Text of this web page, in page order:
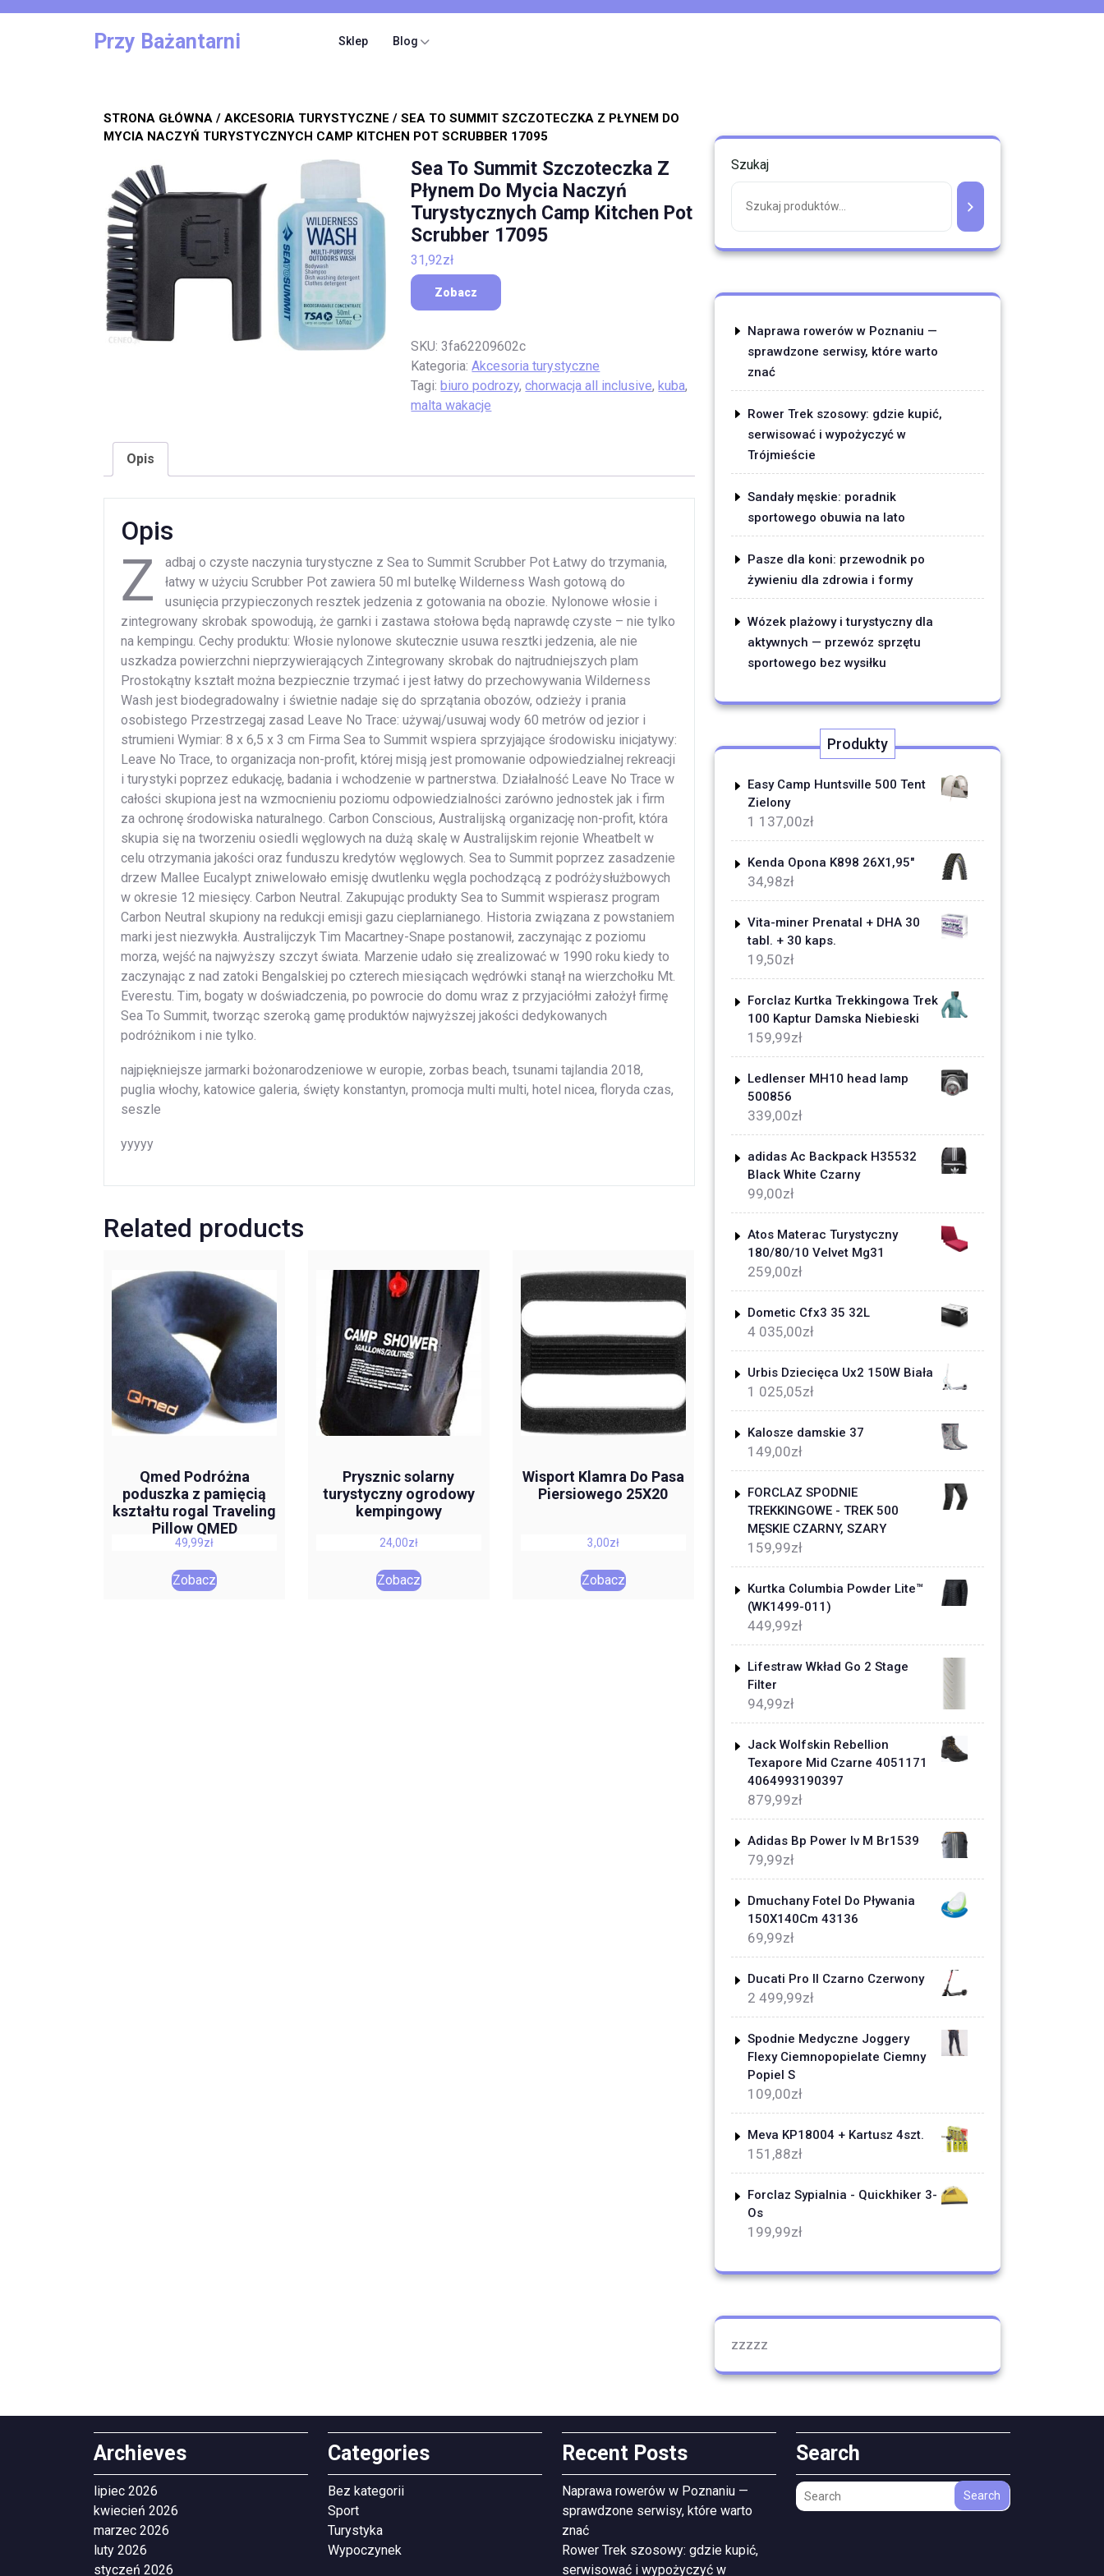
Przy Bażantarni Sklep Blog
STRONA GŁÓWNA / AKCESORIA TURYSTYCZNE / SEA TO SUMMIT SZCZOTECZKA Z PŁYNEM DO
MYCIA NACZYŃ TURYSTYCZNYCH CAMP KITCHEN POT SCRUBBER 17095
Sea To Summit Szczoteczka Z
Płynem Do Mycia Naczyń
Turystycznych Camp Kitchen Pot
Scrubber 17095
31,92zł
Zobacz
SKU:3fa62209602c
Kategoria:Akcesoria turystyczne
Tagi:biuro podrozy,chorwacja all inclusive,kuba,
malta wakacje
Opis
Opis
Z
adbaj o czyste naczynia turystyczne z Sea to Summit Scrubber Pot Łatwy do trzymania,
łatwy w użyciu Scrubber Pot zawiera 50 ml butelkę Wilderness Wash gotową do
usunięcia przypieczonych resztek jedzenia z gotowania na obozie. Nylonowe włosie i
zintegrowany skrobak spowodują, że garnki i zastawa stołowa będą naprawdę czyste – nie tylko
na kempingu. Cechy produktu: Włosie nylonowe skutecznie usuwa resztki jedzenia, ale nie
uszkadza powierzchni nieprzywierających Zintegrowany skrobak do najtrudniejszych plam
Prostokątny kształt można bezpiecznie trzymać i jest łatwy do przechowywania Wilderness
Wash jest biodegradowalny i świetnie nadaje się do sprzątania obozów, odzieży i prania
osobistego Przestrzegaj zasad Leave No Trace: używaj/usuwaj wody 60 metrów od jezior i
strumieni Wymiar: 8 x 6,5 x 3 cm Firma Sea to Summit wspiera sprzyjające środowisku inicjatywy:
Leave No Trace, to organizacja non-profit, której misją jest promowanie odpowiedzialnej rekreacji
i turystyki poprzez edukację, badania i wchodzenie w partnerstwa. Działalność Leave No Trace w
całości skupiona jest na wzmocnieniu poziomu odpowiedzialności zarówno jednostek jak i firm
za ochronę środowiska naturalnego. Carbon Conscious, Australijską organizację non-profit, która
skupia się na tworzeniu osiedli węglowych na dużą skalę w Australijskim rejonie Wheatbelt w
celu otrzymania jakości oraz funduszu kredytów węglowych. Sea to Summit poprzez zasadzenie
drzew Mallee Eucalypt zniwelowało emisję dwutlenku węgla pochodzącą z podróżysłużbowych
w okresie 12 miesięcy. Carbon Neutral. Zakupując produkty Sea to Summit wspierasz program
Carbon Neutral skupiony na redukcji emisji gazu cieplarnianego. Historia związana z powstaniem
marki jest niezwykła. Australijczyk Tim Macartney-Snape postanowił, zaczynając z poziomu
morza, wejść na najwyższy szczyt świata. Marzenie udało się zrealizować w 1990 roku kiedy to
zaczynając z nad zatoki Bengalskiej po czterech miesiącach wędrówki stanął na wierzchołku Mt.
Everestu. Tim, bogaty w doświadczenia, po powrocie do domu wraz z przyjaciółmi założył firmę
Sea To Summit, tworząc szeroką gamę produktów najwyższej jakości dedykowanych
podróżnikom i nie tylko.
najpiękniejsze jarmarki bożonarodzeniowe w europie, zorbas beach, tsunami tajlandia 2018,
puglia włochy, katowice galeria, święty konstantyn, promocja multi multi, hotel nicea, floryda czas,
seszle
yyyyy
Related products
Qmed Podróżna
poduszka z pamięcią
kształtu rogal Traveling
Pillow QMED
49,99zł
Zobacz
Prysznic solarny
turystyczny ogrodowy
kempingowy
24,00zł
Zobacz
Wisport Klamra Do Pasa
Piersiowego 25X20
3,00zł
Zobacz
Szukaj
Naprawa rowerów w Poznaniu —
sprawdzone serwisy, które warto
znać
Rower Trek szosowy: gdzie kupić,
serwisować i wypożyczyć w
Trójmieście
Sandały męskie: poradnik
sportowego obuwia na lato
Pasze dla koni: przewodnik po
żywieniu dla zdrowia i formy
Wózek plażowy i turystyczny dla
aktywnych — przewóz sprzętu
sportowego bez wysiłku
Produkty
Easy Camp Huntsville 500 Tent
Zielony
1 137,00zł
Kenda Opona K898 26X1,95"
34,98zł
Vita-miner Prenatal + DHA 30
tabl. + 30 kaps.
19,50zł
Forclaz Kurtka Trekkingowa Trek
100 Kaptur Damska Niebieski
159,99zł
Ledlenser MH10 head lamp
500856
339,00zł
adidas Ac Backpack H35532
Black White Czarny
99,00zł
Atos Materac Turystyczny
180/80/10 Velvet Mg31
259,00zł
Dometic Cfx3 35 32L
4 035,00zł
Urbis Dziecięca Ux2 150W Biała
1 025,05zł
Kalosze damskie 37
149,00zł
FORCLAZ SPODNIE
TREKKINGOWE - TREK 500
MĘSKIE CZARNY, SZARY
159,99zł
Kurtka Columbia Powder Lite™
(WK1499-011)
449,99zł
Lifestraw Wkład Go 2 Stage
Filter
94,99zł
Jack Wolfskin Rebellion
Texapore Mid Czarne 4051171
4064993190397
879,99zł
Adidas Bp Power Iv M Br1539
79,99zł
Dmuchany Fotel Do Pływania
150X140Cm 43136
69,99zł
Ducati Pro II Czarno Czerwony
2 499,99zł
Spodnie Medyczne Joggery
Flexy Ciemnopopielate Ciemny
Popiel S
109,00zł
Meva KP18004 + Kartusz 4szt.
151,88zł
Forclaz Sypialnia - Quickhiker 3-
Os
199,99zł
zzzzz
Archieves
lipiec 2026
kwiecień 2026
marzec 2026
luty 2026
styczeń 2026
Categories
Bez kategorii
Sport
Turystyka
Wypoczynek
Recent Posts
Naprawa rowerów w Poznaniu —
sprawdzone serwisy, które warto
znać
Rower Trek szosowy: gdzie kupić,
serwisować i wypożyczyć w
Search
Search